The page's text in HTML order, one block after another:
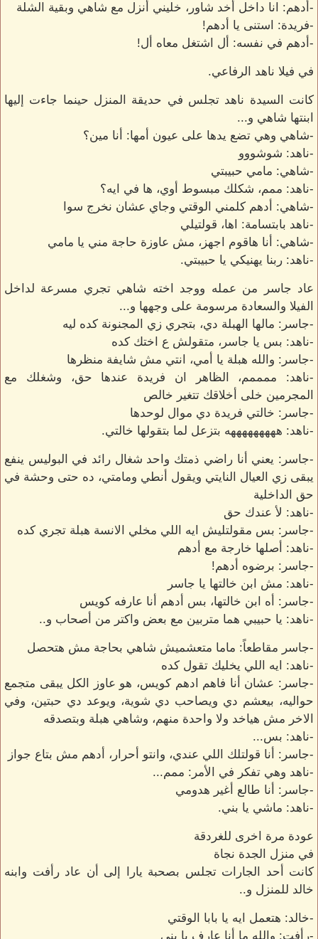
-أدهم: انا داخل أخد شاور، خليني أنزل مع شاهي وبقية الشلة
-فريدة: استنى يا أدهم!
-أدهم في نفسه: أل اشتغل معاه أل!
في فيلا ناهد الرفاعي.
كانت السيدة ناهد تجلس في حديقة المنزل حينما جاءت إليها
ابنتها شاهي و...
-شاهي وهي تضع يدها على عيون أمها: أنا مين؟
-ناهد: شوشووو
-شاهي: مامي حبيبتي
-ناهد: ممم، شكلك مبسوط أوي، ها في ايه؟
-شاهي: أدهم كلمني الوقتي وجاي عشان نخرج سوا
-ناهد بابتسامة: اها، قولتيلي
-شاهي: أنا هاقوم اجهز، مش عاوزة حاجة مني يا مامي
-ناهد: ربنا يهنيكي يا حبيبتي.
عاد جاسر من عمله ووجد اخته شاهي تجري مسرعة لداخل
الفيلا والسعادة مرسومة على وجهها و...
-جاسر: مالها الهبلة دي، بتجري زي المجنونة كده ليه
-ناهد: بس يا جاسر، متقولش ع اختك كده
-جاسر: والله هبلة يا أمي، انتي مش شايفة منظرها
-ناهد: ممممم، الظاهر ان فريدة عندها حق، وشغلك مع
المجرمين خلى أخلاقك تتغير خالص
-جاسر: خالتي فريدة دي موال لوحدها
-ناهد: هههههههههه بتزعل لما بتقولها خالتي.
-جاسر: يعني أنا راضي ذمتك واحد شغال رائد في البوليس ينفع
يبقى زي العيال النايتي ويقول أنطي ومامتي، ده حتى وحشة في
حق الداخلية
-ناهد: لأ عندك حق
-جاسر: بس مقولتليش ايه اللي مخلي الانسة هبلة تجري كده
-ناهد: أصلها خارجة مع أدهم
-جاسر: برضوه أدهم!
-ناهد: مش ابن خالتها يا جاسر
-جاسر: أه ابن خالتها، بس أدهم أنا عارفه كويس
-ناهد: يا حبيبي هما متربين مع بعض واكتر من أصحاب و..
-جاسر مقاطعاً: ماما متعشميش شاهي بحاجة مش هتحصل
-ناهد: ايه اللي يخليك تقول كده
-جاسر: عشان أنا فاهم ادهم كويس، هو عاوز الكل يبقى متجمع
حواليه، بيعشم دي ويصاحب دي شوية، ويوعد دي حبتين، وفي
الاخر مش هياخد ولا واحدة منهم، وشاهي هبلة وبتصدقه
-ناهد: بس...
-جاسر: أنا قولتلك اللي عندي، وانتو أحرار، أدهم مش بتاع جواز
-ناهد وهي تفكر في الأمر: ممم...
-جاسر: أنا طالع أغير هدومي
-ناهد: ماشي يا بني.
عودة مرة اخرى للغردقة
في منزل الجدة نجاة
كانت أحد الجارات تجلس بصحبة يارا إلى أن عاد رأفت وابنه
خالد للمنزل و..
-خالد: هتعمل ايه يا بابا الوقتي
-رأفت: والله ما أنا عارف يا بني